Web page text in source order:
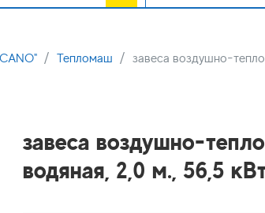
Тепломаш завеса воздушно-
завеса воздушно-
водяная, 2,0 м., 56,5